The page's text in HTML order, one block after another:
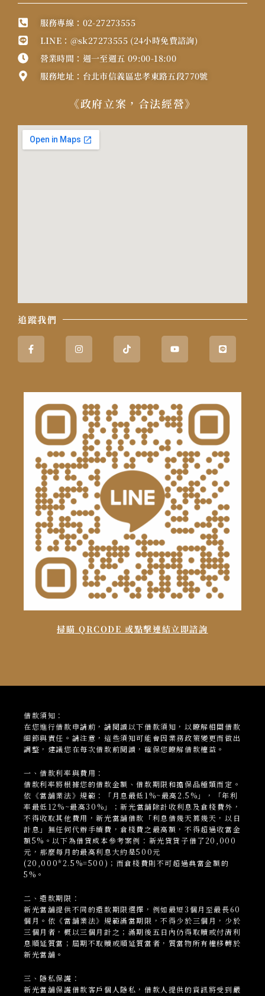
服務專線：02-27273555
LINE：@sk27273555 (24小時免費諮詢)
營業時間：週一至週五 09:00-18:00
服務地址：台北市信義區忠孝東路五段770號
《政府立案，合法經營》
追蹤我們
Facebook-
f
InstagramTiktok Youtube Line
掃瞄 QRCODE 或點擊連結立即諮詢
借款須知：
在您進行借款申請前，請閱讀以下借款須知，以瞭解相關借款
細節與責任。請注意，這些須知可能會因業務政策變更而做出
調整，建議您在每次借款前閱讀，確保您瞭解借款權益。
一、借款利率與費用：
借款利率將根據您的借款金額、借款期限和擔保品種類而定。
依《當舖業法》規範：「月息最低1%~最高2.5%」，「年利
率最低12%~最高30%」；新光當舖除計收利息及倉棧費外，
不得收取其他費用，新光當舖借款「利息借幾天算幾天，以日
計息」無任何代辦手續費，倉棧費之最高額，不得超過收當金
額5%。以下為借貸成本參考案例：新光貸貸子借了20,000
元，那麼每月的最高利息大約是500元
(20,000*2.5%=500)；而倉棧費則不可超過典當金額的
5%。
二、還款期限：
新光當舖提供不同的還款期限選擇，例如最短3個月至最長60
個月。依《當舖業法》規範滿當期限，不得少於三個月，少於
三個月者，概以三個月計之；滿期後五日內仍得取贖或付清利
息順延質當；屆期不取贖或順延質當者，質當物所有權移轉於
新光當舖。
三、隱私保護：
新光當舖保護借款客戶個人隱私，借款人提供的資訊將受到嚴